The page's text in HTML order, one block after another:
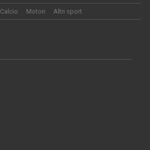
Calcio Motori Altri sport